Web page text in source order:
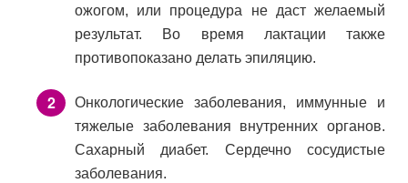
ожогом, или процедура не даст желаемый
результат. Во время лактации также
противопоказано делать эпиляцию.
Онкологические заболевания, иммунные и
тяжелые заболевания внутренних органов.
Сахарный диабет. Сердечно сосудистые
заболевания.